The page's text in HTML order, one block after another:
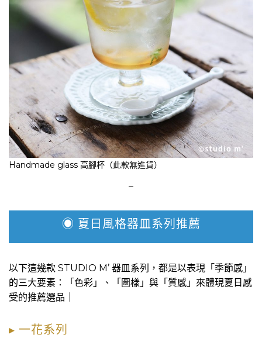
Handmade glass 高腳杯（此款無進貨）
–
◉ 夏日風格器皿系列推薦
以下這幾款 STUDIO M’ 器皿系列，都是以表現「季節感」
的三大要素：「色彩」、「圖樣」與「質感」來體現夏日感
受的推薦選品｜
▸ 一花系列